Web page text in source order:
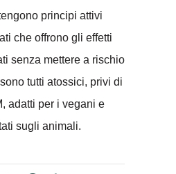
principi attivi
che offrono gli effetti
senza mettere a rischio
tutti atossici, privi di
adatti per i vegani e
sugli animali.